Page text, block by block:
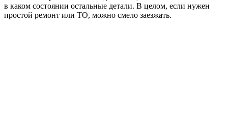
в каком состоянии остальные детали. В целом, если нужен
простой ремонт или ТО, можно смело заезжать.